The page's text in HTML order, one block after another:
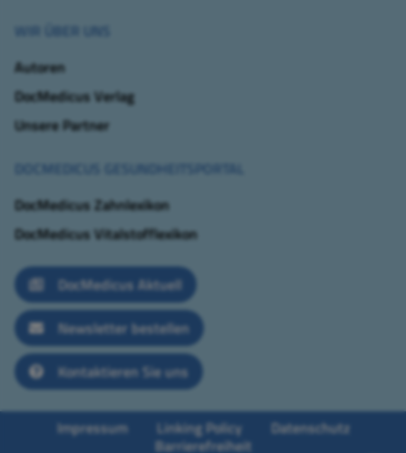
WIR ÜBER UNS
Autoren
DocMedicus Verlag
Unsere Partner
DOCMEDICUS GESUNDHEITSPORTAL
DocMedicus Zahnlexikon
DocMedicus Vitalstofflexikon
DocMedicus Aktuell
Newsletter bestellen
Kontaktieren Sie uns
Impressum Linking Policy
Datenschutz
Barrierefreiheit